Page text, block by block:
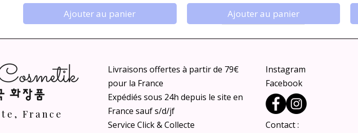
Ajouter au panier Ajouter au panier
France
Livraisons offertes à partir de 79€
pour la France
Expédiés sous 24h depuis le site en
France sauf s/d/jf
Service Click & Collecte
Instagram
Facebook
Contact :